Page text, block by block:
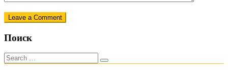
Leave a Comment
Поиск